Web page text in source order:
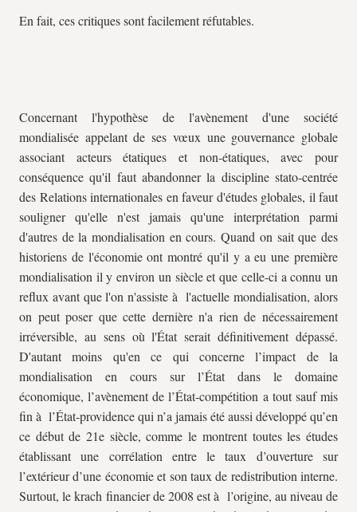
En fait, ces critiques sont facilement réfutables.
Concernant l'hypothèse de l'avènement d'une société
mondialisée appelant de ses vœux une gouvernance globale
associant acteurs étatiques et non-étatiques, avec pour
conséquence qu'il faut abandonner la discipline stato-centrée
des Relations internationales en faveur d'études globales, il faut
souligner qu'elle n'est jamais qu'une interprétation parmi
d'autres de la mondialisation en cours. Quand on sait que des
historiens de l'économie ont montré qu'il y a eu une première
mondialisation il y environ un siècle et que celle-ci a connu un
reflux avant que l'on n'assiste à l'actuelle mondialisation, alors
on peut poser que cette dernière n'a rien de nécessairement
irréversible, au sens où l'État serait définitivement dépassé.
D'autant moins qu'en ce qui concerne l’impact de la
mondialisation en cours sur l’État dans le domaine
économique, l’avènement de l’État-compétition a tout sauf mis
fin à l’État-providence qui n’a jamais été aussi développé qu’en
ce début de 21e siècle, comme le montrent toutes les études
établissant une corrélation entre le taux d’ouverture sur
l’extérieur d’une économie et son taux de redistribution interne.
Surtout, le krach financier de 2008 est à l’origine, au niveau de